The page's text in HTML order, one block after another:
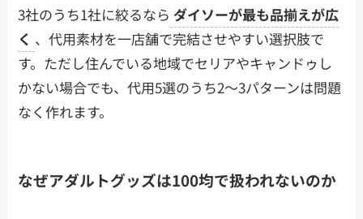
3社のうち1社に絞るなら ダイソーが最も品揃えが広
く 、代用素材を一店舗で完結させやすい選択肢で
す。ただし住んでいる地域でセリアやキャンドゥし
かない場合でも、代用5選のうち2〜3パターンは問題
なく作れます。
なぜアダルトグッズは100均で扱われないのか